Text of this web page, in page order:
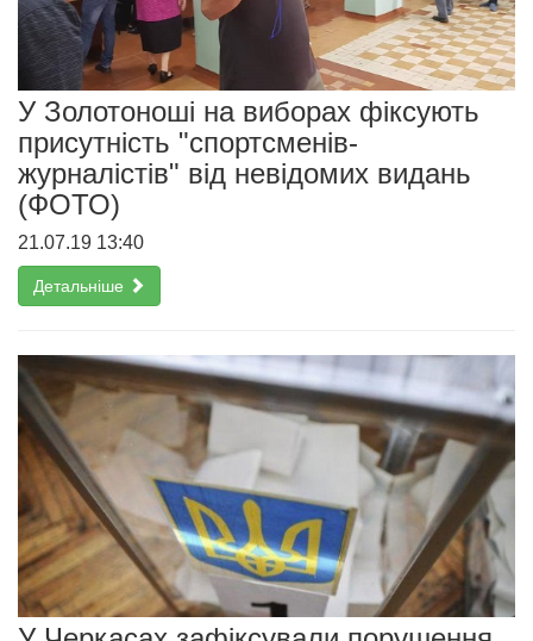
У Золотоноші на виборах фіксують
присутність "спортсменів-
журналістів" від невідомих видань
(ФОТО)
21.07.19 13:40
Детальніше